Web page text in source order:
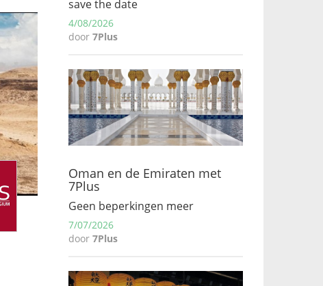
save the date
4/08/2026
door 7Plus
Oman en de Emiraten met
7Plus
Geen beperkingen meer
7/07/2026
door 7Plus